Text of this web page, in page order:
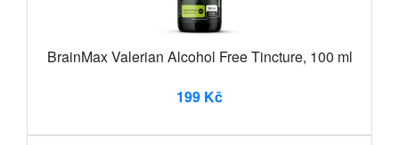
BrainMax Valerian Alcohol Free Tincture, 100 ml
199 Kč